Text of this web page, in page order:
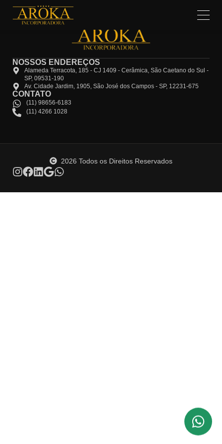
NOSSOS ENDEREÇOS
Alameda Terracota, 185 - CJ 1409 - Cerâmica, São Caetano do Sul -
SP, 09531-190
Av. Cidade Jardim, 1905, São José dos Campos - SP, 12231-675
CONTATO
(11) 98656-6183
(11) 4266 1028
2026 Todos os Direitos Reservados